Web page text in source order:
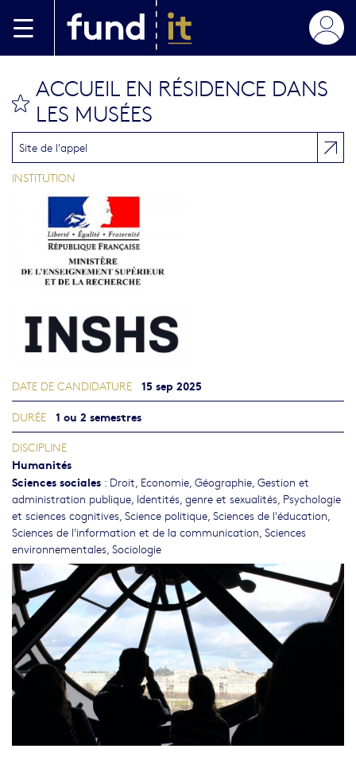
ACCUEIL EN RÉSIDENCE DANS
LES MUSÉES
Site de l'appel
INSTITUTION
DATE DE CANDIDATURE 15 sep 2025
DURÉE 1 ou 2 semestres
DISCIPLINE
Humanités
Sciences sociales : Droit Economie Géographie Gestion et
administration publique Identités, genre et sexualités Psychologie
et sciences cognitives Science politique Sciences de l'éducation
Sciences de l'information et de la communication Sciences
environnementales Sociologie